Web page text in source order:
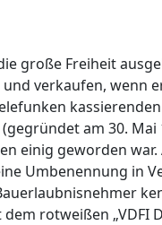
große Freiheit
verkaufen, wenn
am 30. Mai
einig geworden
Umbenennung in
rotweißen „VDFI